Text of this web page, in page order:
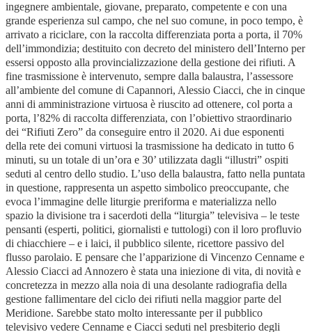
ingegnere ambientale, giovane, preparato, competente e con una
grande esperienza sul campo, che nel suo comune, in poco tempo, è
arrivato a riciclare, con la raccolta differenziata porta a porta, il 70%
dell’immondizia; destituito con decreto del ministero dell’Interno per
essersi opposto alla provincializzazione della gestione dei rifiuti. A
fine trasmissione è intervenuto, sempre dalla balaustra, l’assessore
all’ambiente del comune di Capannori, Alessio Ciacci, che in cinque
anni di amministrazione virtuosa è riuscito ad ottenere, col porta a
porta, l’82% di raccolta differenziata, con l’obiettivo straordinario
dei “Rifiuti Zero” da conseguire entro il 2020. Ai due esponenti
della rete dei comuni virtuosi la trasmissione ha dedicato in tutto 6
minuti, su un totale di un’ora e 30’ utilizzata dagli “illustri” ospiti
seduti al centro dello studio. L’uso della balaustra, fatto nella puntata
in questione, rappresenta un aspetto simbolico preoccupante, che
evoca l’immagine delle liturgie preriforma e materializza nello
spazio la divisione tra i sacerdoti della “liturgia” televisiva – le teste
pensanti (esperti, politici, giornalisti e tuttologi) con il loro profluvio
di chiacchiere – e i laici, il pubblico silente, ricettore passivo del
flusso parolaio. E pensare che l’apparizione di Vincenzo Cenname e
Alessio Ciacci ad Annozero è stata una iniezione di vita, di novità e
concretezza in mezzo alla noia di una desolante radiografia della
gestione fallimentare del ciclo dei rifiuti nella maggior parte del
Meridione. Sarebbe stato molto interessante per il pubblico
televisivo vedere Cenname e Ciacci seduti nel presbiterio degli